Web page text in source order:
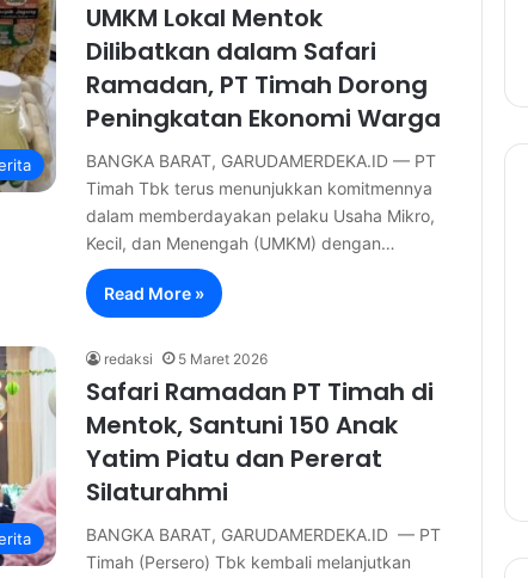
UMKM Lokal Mentok
Dilibatkan dalam Safari
Ramadan, PT Timah Dorong
Peningkatan Ekonomi Warga
BANGKA BARAT, GARUDAMERDEKA.ID — PT
Timah Tbk terus menunjukkan komitmennya
dalam memberdayakan pelaku Usaha Mikro,
Kecil, dan Menengah (UMKM) dengan…
Read More »
redaksi 5 Maret 2026
Safari Ramadan PT Timah di
Mentok, Santuni 150 Anak
Yatim Piatu dan Pererat
Silaturahmi
BANGKA BARAT, GARUDAMERDEKA.ID — PT
Timah (Persero) Tbk kembali melanjutkan